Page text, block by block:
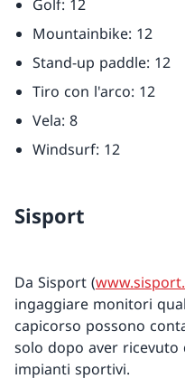
Golf: 12
Mountainbike: 12
Stand-up paddle: 12
Tiro con l'arco: 12
Vela: 8
Windsurf: 12
Sisport
Da Sisport (
ingaggiare monitori
capicorso possono
solo dopo aver ricevuto
impianti sportivi.